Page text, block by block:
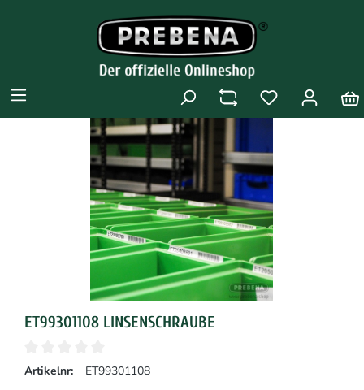
ET99301108 LINSENSCHRAUBE
Artikelnr: ET99301108